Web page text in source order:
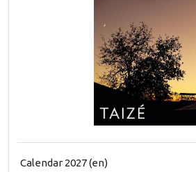
Calendar 2027 (en)